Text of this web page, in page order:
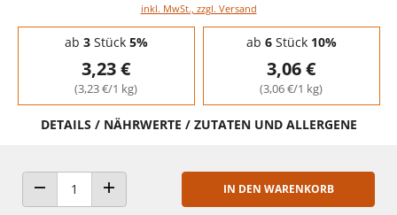
inkl. MwSt., zzgl. Versand
Staffelpreise - Mengenrabatt
ab 3Stück 5%
3,23 €
(3,23 €/1 kg)
ab 6Stück 10%
3,06 €
(3,06 €/1 kg)
DETAILS / NÄHRWERTE / ZUTATEN UND ALLERGENE
ANZAHL VERRINGERNANZAHL ERHÖHEN
IN DEN WARENKORB